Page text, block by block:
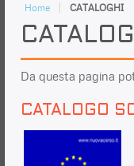
Home CATALOGHI
Da questa pagina
CATALOGO